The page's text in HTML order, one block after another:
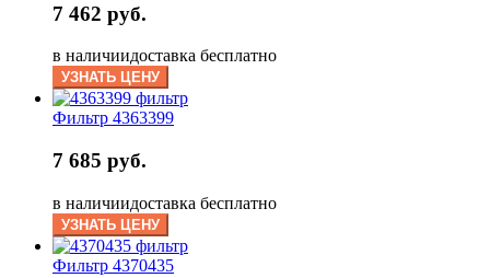
7 462 руб.
в наличиидоставка бесплатно
УЗНАТЬ ЦЕНУ
Фильтр 4363399
7 685 руб.
в наличиидоставка бесплатно
УЗНАТЬ ЦЕНУ
Фильтр 4370435